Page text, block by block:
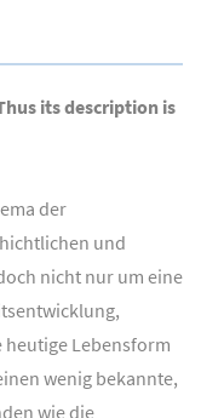
its description is
der
und
nicht nur um eine
heutige Lebensform
wenig bekannte,
wie die